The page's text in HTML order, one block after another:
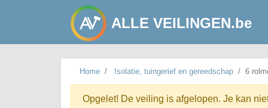
ALLE VEILINGEN.be
Home Isolatie, tuingerief en gereedschap 6
Opgelet! De veiling is afgelopen. Je kan